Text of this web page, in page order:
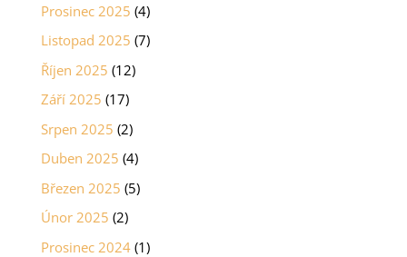
Prosinec 2025 (4)
Listopad 2025 (7)
Říjen 2025 (12)
Září 2025 (17)
Srpen 2025 (2)
Duben 2025 (4)
Březen 2025 (5)
Únor 2025 (2)
Prosinec 2024(1)